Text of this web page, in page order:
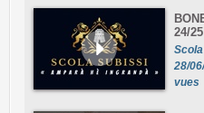
24/25
Scola
28/
vues